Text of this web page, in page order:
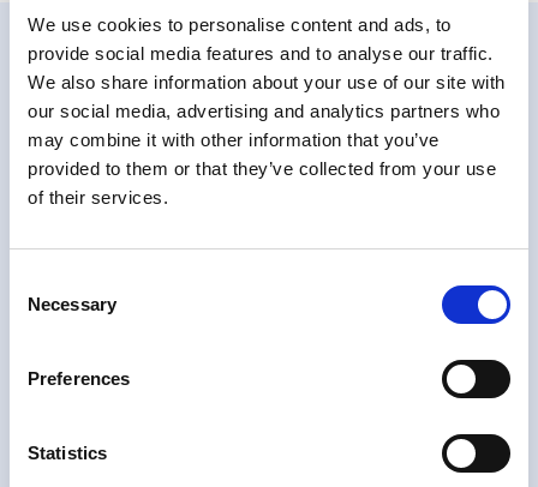
We use cookies to personalise content and ads, to
provide social media features and to analyse our traffic.
We also share information about your use of our site with
our social media, advertising and analytics partners who
may combine it with other information that you’ve
provided to them or that they’ve collected from your use
of their services.
Selection
Necessary
Preferences
Statistics
Kontakt oss
Fyll ut kontaktskjemaet eller ta direkte kontakt med
en av våre kontaktpersoner for rask oppfølging.
For generelle henvendelser kan du også ringe vårt
hovednummer, +47 51 84 80 00, som etter vanlig
arbeidstid overføres til vår 24-timers vakttelefon.